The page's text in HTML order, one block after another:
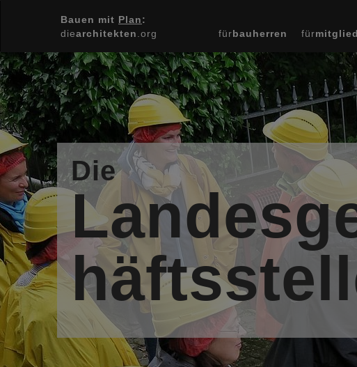
Bauen mit Plan:
diearchitekten .org fürbauherren für
Die